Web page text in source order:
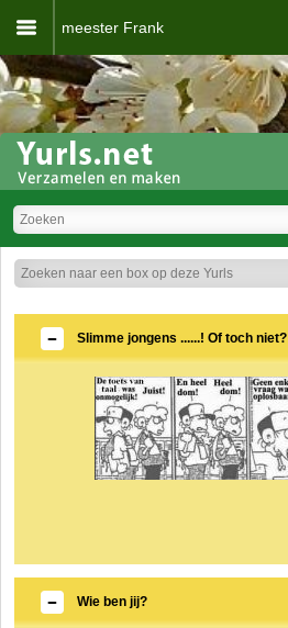
meester Frank
Slimme jongens ......! Of toch niet?
Wie ben jij?